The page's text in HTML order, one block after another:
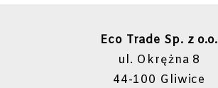
Eco Trade Sp. z o.o.
ul. Okrężna 8
44-100 Gliwice